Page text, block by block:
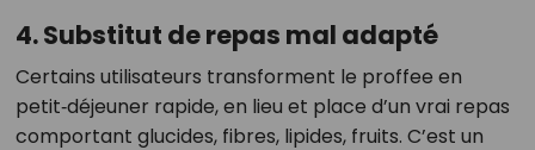
4. Substitut de repas mal adapté
Certains utilisateurs transforment le proffee en
petit‑déjeuner rapide, en lieu et place d’un vrai repas
comportant glucides, fibres, lipides, fruits. C’est un